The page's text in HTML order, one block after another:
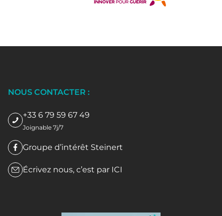
NOUS CONTACTER :
+33 6 79 59 67 49
Joignable 7j/7
Groupe d’intérêt Steinert
Écrivez nous, c’est par ICI